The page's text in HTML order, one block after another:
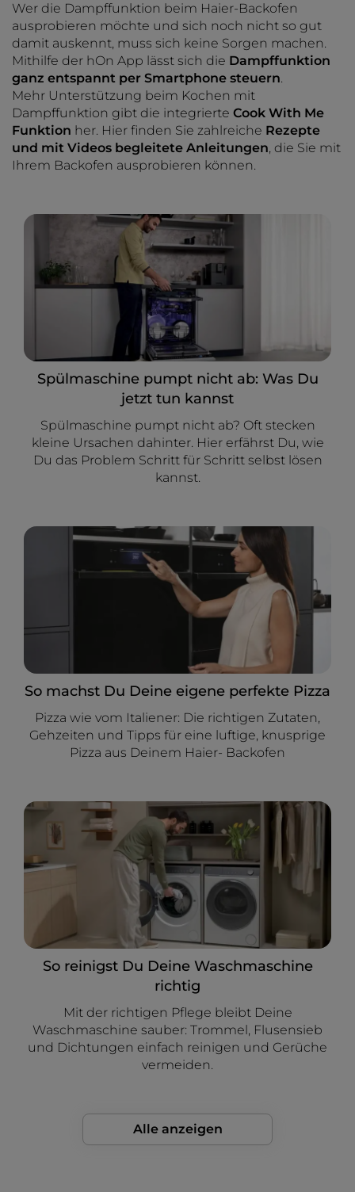
Wer die Dampffunktion beim Haier-Backofen
ausprobieren möchte und sich noch nicht so gut
damit auskennt, muss sich keine Sorgen machen.
Mithilfe der hOn App lässt sich die Dampffunktion
ganz entspannt per Smartphone steuern.
Mehr Unterstützung beim Kochen mit
Dampffunktion gibt die integrierte Cook With Me
Funktion her. Hier finden Sie zahlreiche Rezepte
und mit Videos begleitete Anleitungen, die Sie mit
Ihrem Backofen ausprobieren können.
Spülmaschine pumpt nicht ab: Was Du
jetzt tun kannst
Spülmaschine pumpt nicht ab? Oft stecken
kleine Ursachen dahinter. Hier erfährst Du, wie
Du das Problem Schritt für Schritt selbst lösen
kannst.
So machst Du Deine eigene perfekte Pizza
Pizza wie vom Italiener: Die richtigen Zutaten,
Gehzeiten und Tipps für eine luftige, knusprige
Pizza aus Deinem Haier- Backofen
So reinigst Du Deine Waschmaschine
richtig
Mit der richtigen Pflege bleibt Deine
Waschmaschine sauber: Trommel, Flusensieb
und Dichtungen einfach reinigen und Gerüche
vermeiden.
Alle anzeigen